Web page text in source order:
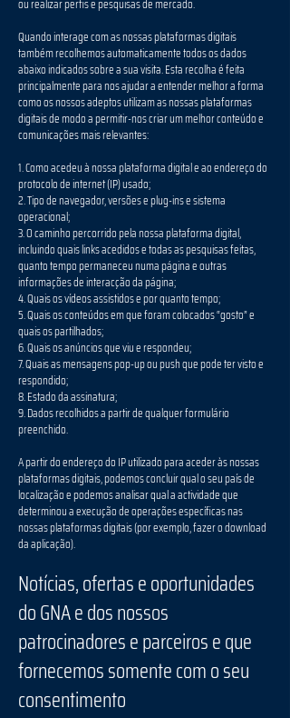
ou realizar perfis e pesquisas de mercado.
Quando interage com as nossas plataformas digitais
também recolhemos automaticamente todos os dados
abaixo indicados sobre a sua visita. Esta recolha é feita
principalmente para nos ajudar a entender melhor a forma
como os nossos adeptos utilizam as nossas plataformas
digitais de modo a permitir-nos criar um melhor conteúdo e
comunicações mais relevantes:
1. Como acedeu à nossa plataforma digital e ao endereço do
protocolo de internet (IP) usado;
2. Tipo de navegador, versões e plug-ins e sistema
operacional;
3. O caminho percorrido pela nossa plataforma digital,
incluindo quais links acedidos e todas as pesquisas feitas,
quanto tempo permaneceu numa página e outras
informações de interacção da página;
4. Quais os vídeos assistidos e por quanto tempo;
5. Quais os conteúdos em que foram colocados “gosto” e
quais os partilhados;
6. Quais os anúncios que viu e respondeu;
7. Quais as mensagens pop-up ou push que pode ter visto e
respondido;
8. Estado da assinatura;
9. Dados recolhidos a partir de qualquer formulário
preenchido.
A partir do endereço do IP utilizado para aceder às nossas
plataformas digitais, podemos concluir qual o seu país de
localização e podemos analisar qual a actividade que
determinou a execução de operações específicas nas
nossas plataformas digitais (por exemplo, fazer o download
da aplicação).
Notícias, ofertas e oportunidades
doGNAe dos nossos
patrocinadores e parceiros e que
fornecemos somente com o seu
consentimento